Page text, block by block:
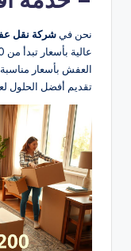
نحن في شركة نقل
العفش بأسعار
تقديم أفضل الحلول